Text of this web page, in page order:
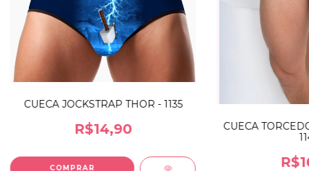
CUECA JOCKSTRAP THOR - 1135
R$14,90
CUECA